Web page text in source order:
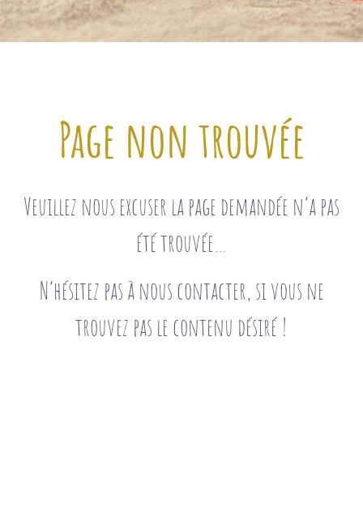
Page non trouvée
Veuillez nous excuser la page demandée n’a pas
été trouvée…
N’hésitez pas à nous contacter, si vous ne
trouvez pas le contenu désiré !